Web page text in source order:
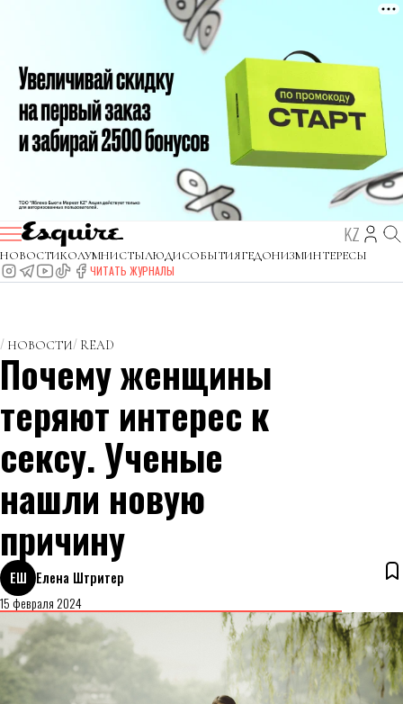
KZ
НОВОСТИКОЛУМНИСТЫЛЮДИСОБЫТИЯГЕДОНИЗМИНТЕРЕСЫ
ЧИТАТЬ ЖУРНАЛЫ
НОВОСТИ READ
Почему женщины
теряют интерес к
сексу. Ученые
нашли новую
причину
ЕШ Елена Штритер
15 февраля 2024